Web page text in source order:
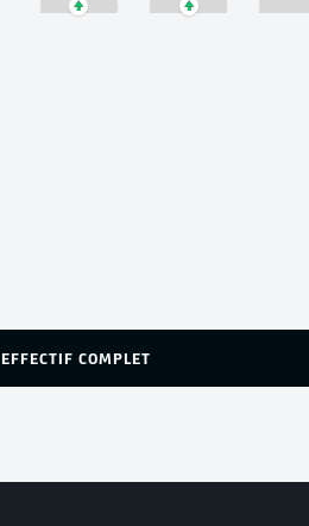
EFFECTIF COMPLET